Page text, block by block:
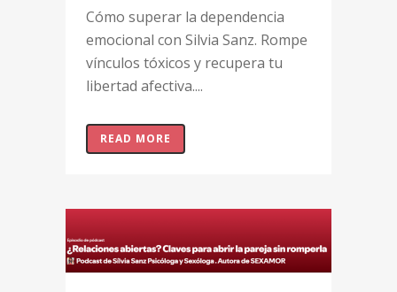
Cómo superar la dependencia
emocional con Silvia Sanz. Rompe
vínculos tóxicos y recupera tu
libertad afectiva....
READ MORE